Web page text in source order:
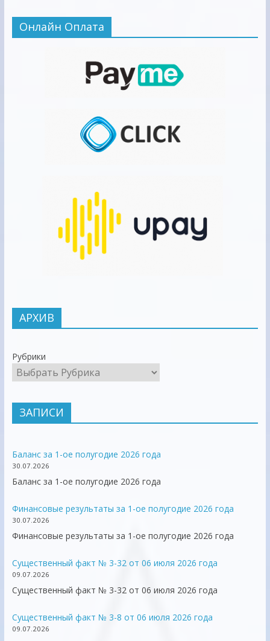
Онлайн Оплата
АРХИВ
Рубрики
ЗАПИСИ
Баланс за 1-ое полугодие 2026 года
30.07.2026
Баланс за 1-ое полугодие 2026 года
Финансовые результаты за 1-ое полугодие 2026 года
30.07.2026
Финансовые результаты за 1-ое полугодие 2026 года
Существенный факт № 3-32 от 06 июля 2026 года
09.07.2026
Существенный факт № 3-32 от 06 июля 2026 года
Существенный факт № 3-8 от 06 июля 2026 года
09.07.2026